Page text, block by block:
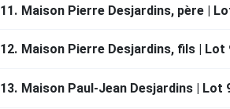
Soyez prudents! Évitez de
Vous pouvez, si désiré, être guidé
dans le coin supérieur droit de la
vous évitera d'avoir à regarder
11. Maison Pierre Desjardins, père |
12. Maison Pierre Desjardins, fils | Lot
13. Maison Paul-Jean Desjardins | Lot